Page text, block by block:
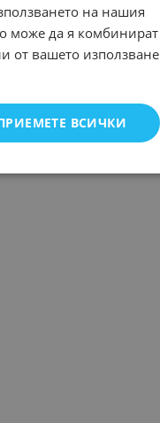
на нашия
може да я комбинират
от вашето използване
ВСИЧКИ